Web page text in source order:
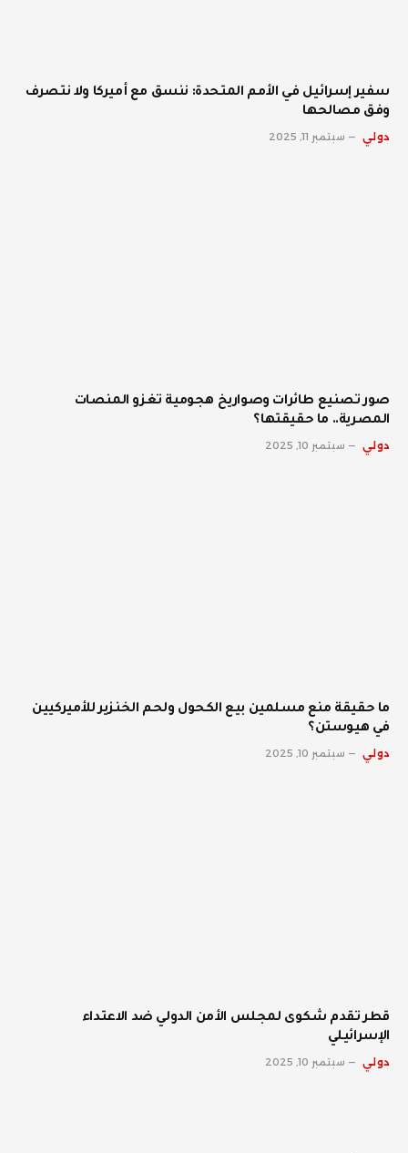
سفير إسرائيل في الأمم المتحدة: ننسق مع أميركا ولا نتصرف
وفق مصالحها
دولي سبتمبر 11, 2025
صور تصنيع طائرات وصواريخ هجومية تغزو المنصات
المصرية.. ما حقيقتها؟
دولي سبتمبر 10, 2025
ما حقيقة منع مسلمين بيع الكحول ولحم الخنزير للأميركيين
في هيوستن؟
دولي سبتمبر 10, 2025
قطر تقدم شكوى لمجلس الأمن الدولي ضد الاعتداء
الإسرائيلي
دولي سبتمبر 10, 2025